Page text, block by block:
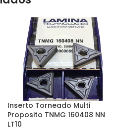
Inserto Torneado Multi
Proposito TNMG 160408 NN
LT10